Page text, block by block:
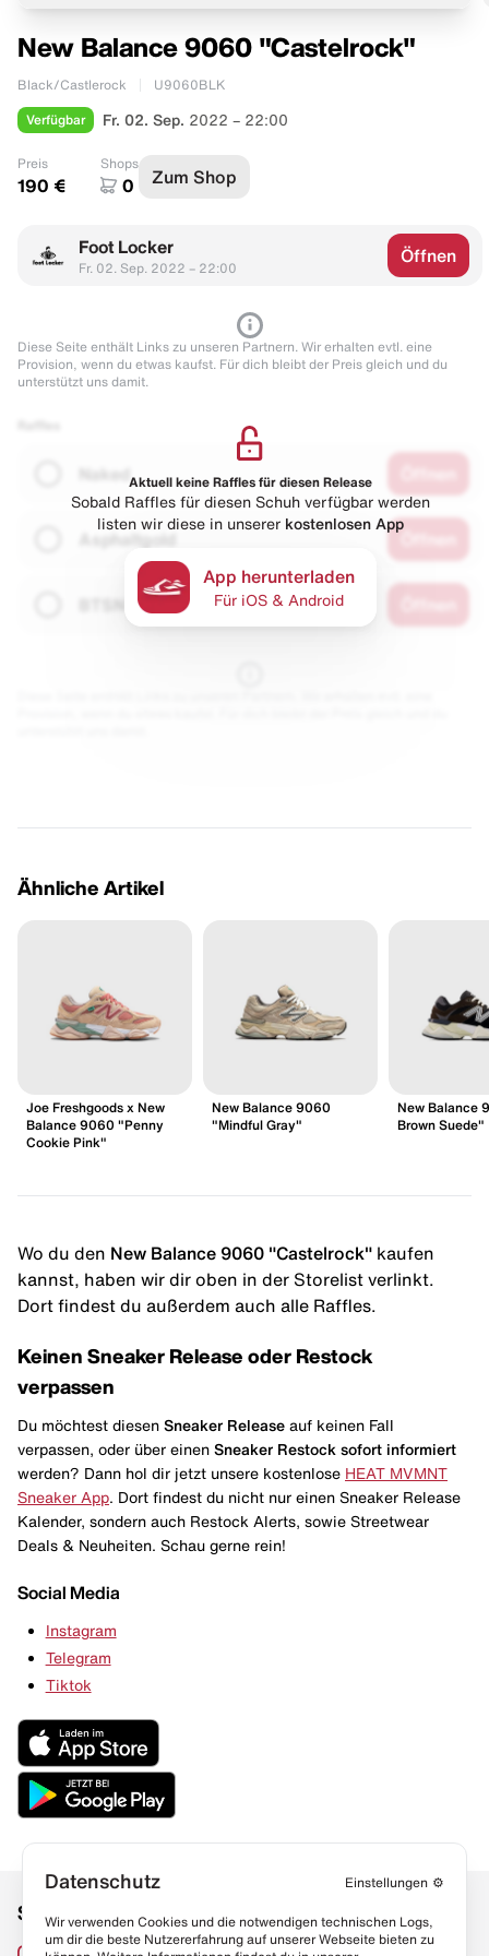
New Balance 9060 "Castelrock"
Black/Castlerock U9060BLK
Verfügbar Fr. 02. Sep. 2022 – 22:00
Preis
190 €
Shops
0 Zum Shop
Foot Locker
Fr. 02. Sep. 2022 – 22:00
Öffnen
Diese Seite enthält Links zu unseren Partnern. Wir erhalten evtl. eine
Provision, wenn du etwas kaufst. Für dich bleibt der Preis gleich und du
unterstützt uns damit.
Naked
Asphaltgold
Aktuell keine Raffles für diesen Release
Sobald Raffles für diesen Schuh verfügbar werden
listen wir diese in unserer kostenlosen App
App herunterladen
Für iOS & Android
Ähnliche Artikel
Joe Freshgoods x New
Balance 9060 "Penny
Cookie Pink"
New Balance 9060
"Mindful Gray"
New Balance
Brown Suede"
Wo du den New Balance 9060 "Castelrock" kaufen
kannst, haben wir dir oben in der Storelist verlinkt.
Dort findest du außerdem auch alle Raffles.
Keinen Sneaker Release oder Restock
verpassen
Du möchtest diesen Sneaker Release auf keinen Fall
verpassen, oder über einen Sneaker Restock sofort informiert
werden? Dann hol dir jetzt unsere kostenlose HEAT MVMNT
Sneaker App . Dort findest du nicht nur einen Sneaker Release
Kalender, sondern auch Restock Alerts, sowie Streetwear
Deals & Neuheiten. Schau gerne rein!
Social Media
Instagram
Telegram
Tiktok
Social Media Links
Datenschutz Einstellungen ⚙️
Wir verwenden Cookies und die notwendigen technischen Logs,
um dir die beste Nutzererfahrung auf unserer Webseite bieten zu